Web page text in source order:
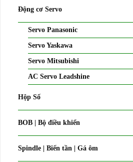
Động cơ Servo
Servo Panasonic
Servo Yaskawa
Servo Mitsubishi
AC Servo Leadshine
Hộp Số
BOB | Bộ điều khiển
Spindle | Biến tần | Gá ôm